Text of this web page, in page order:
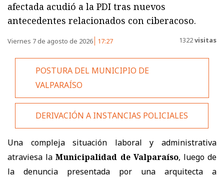
afectada acudió a la PDI tras nuevos
antecedentes relacionados con ciberacoso.
Viernes 7 de agosto de 2026 17:27 1322visitas
POSTURA DEL MUNICIPIO DE
VALPARAÍSO
DERIVACIÓN A INSTANCIAS POLICIALES
Una compleja situación laboral y administrativa
atraviesa laMunicipalidad de Valparaíso, luego de
la denuncia presentada por una arquitecta a